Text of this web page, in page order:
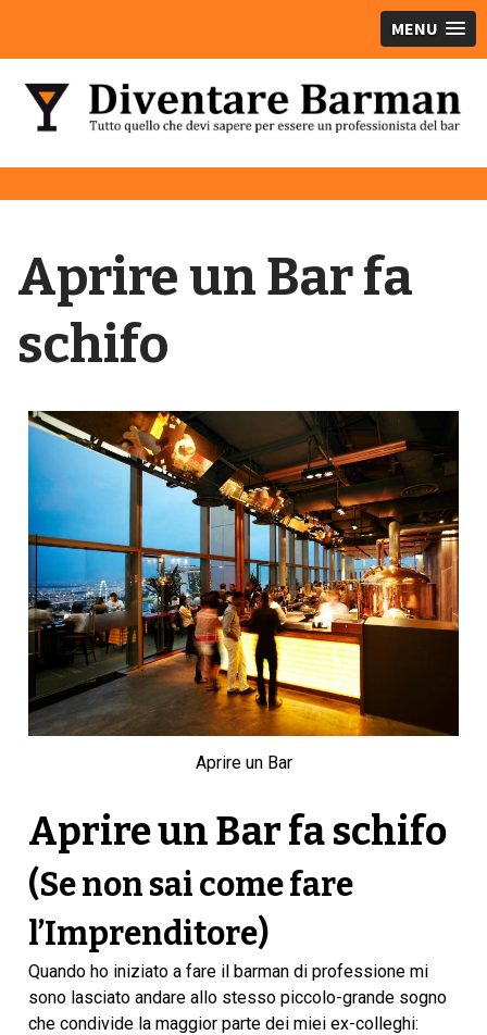
MENU
Aprire un Bar fa
schifo
Aprire un Bar
Aprire un Bar fa schifo
(Se non sai come fare
l’Imprenditore)
Quando ho iniziato a fare il barman di professione mi
sono lasciato andare allo stesso piccolo-grande sogno
che condivide la maggior parte dei miei ex-colleghi: